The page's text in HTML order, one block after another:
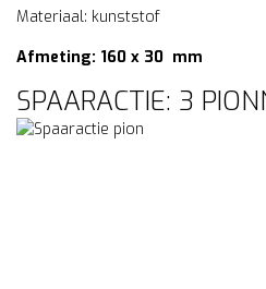
Materiaal: kunststof
Afmeting: 160 x 30 mm
SPAARACTIE: 3